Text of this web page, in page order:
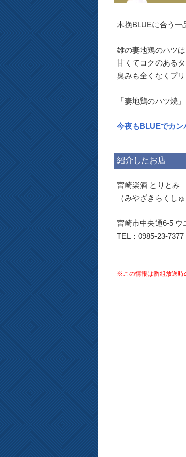
木挽BLUEに合う一
雄の妻地鶏のハツ
甘くてコクのある
臭みも全くなくプ
「妻地鶏のハツ焼
今夜もBLUEでカン
紹介したお店
宮崎楽酒 とりとみ
（みやざきらくし
宮崎市中央通6-5 ウ
TEL：0985-23-7377
※この情報は番組放送時